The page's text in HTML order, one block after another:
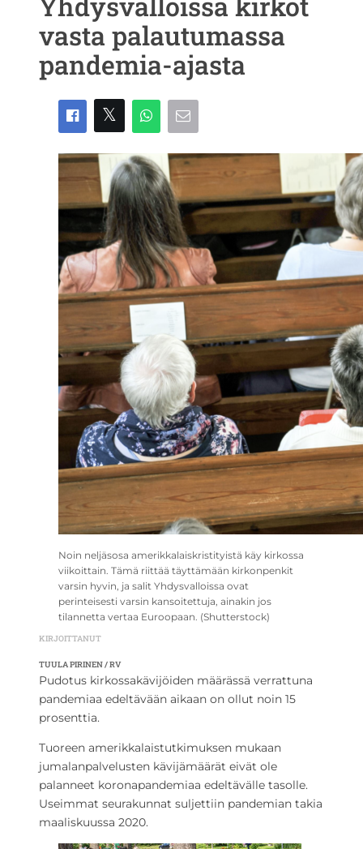
vasta palautumassa
pandemia-ajasta
Noin neljäsosa amerikkalaiskristityistä käy kirkossa
viikoittain. Tämä riittää täyttämään kirkonpenkit
varsin hyvin, ja salit Yhdysvalloissa ovat
perinteisesti varsin kansoitettuja, ainakin jos
tilannetta vertaa Euroopaan. (Shutterstock)
KIRJOITTANUT
TUULA PIRINEN / RV
Pudotus kirkossakävijöiden määrässä verrattuna
pandemiaa edeltävään aikaan on ollut noin 15
prosenttia.
Tuoreen amerikkalaistutkimuksen mukaan
jumalanpalvelusten kävijämäärät eivät ole
palanneet koronapandemiaa edeltävälle tasolle.
Useimmat seurakunnat suljettiin pandemian takia
maaliskuussa 2020.